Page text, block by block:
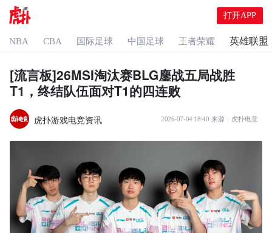
打开APP
NBA CBA 国际足球 中国足球 王者荣耀 英雄联盟
[流言板]26MSI淘汰赛BLG鏖战五局战胜
T1，终结队伍面对T1的四连败
虎扑游戏电竞资讯 2026-07-04 18:40 来源： 虎扑电竞